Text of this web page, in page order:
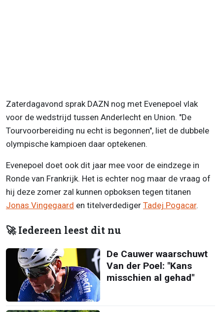
Zaterdagavond sprak DAZN nog met Evenepoel vlak
voor de wedstrijd tussen Anderlecht en Union. "De
Tourvoorbereiding nu echt is begonnen", liet de dubbele
olympische kampioen daar optekenen.
Evenepoel doet ook dit jaar mee voor de eindzege in
Ronde van Frankrijk. Het is echter nog maar de vraag of
hij deze zomer zal kunnen opboksen tegen titanen
Jonas Vingegaard en titelverdediger Tadej Pogacar.
🚀 Iedereen leest dit nu
De Cauwer waarschuwt
Van der Poel: "Kans
misschien al gehad"